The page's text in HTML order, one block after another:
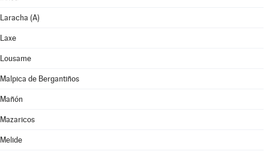
Laracha (A)
Laxe
Lousame
Malpica de Bergantiños
Mañón
Mazaricos
Melide